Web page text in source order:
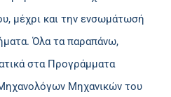
μέχρι και την ενσωμάτωσή
Όλα τα παραπάνω,
στα Προγράμματα
Μηχανικών του